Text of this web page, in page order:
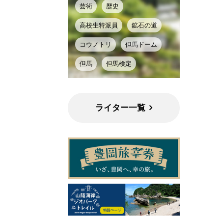
芸術 歴史
高校生特派員 鉱石の道
コウノトリ 但馬ドーム
但馬 但馬検定
ライター一覧